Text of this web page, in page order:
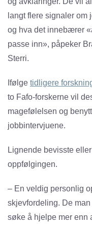
langt flere signaler om
og hva det innebærer
passe inn», påpeker
Sterri.
Ifølge tidligere
to Fafo-forskerne vil
magefølelsen og
jobbintervjuene.
Lignende bevisste
oppfølgingen.
– En veldig personlig
skjevfordeling. De
søke å hjelpe mer enn